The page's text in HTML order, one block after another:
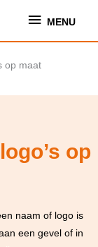
MENU
MENU
op maat
op
naam of logo is
een gevel of in